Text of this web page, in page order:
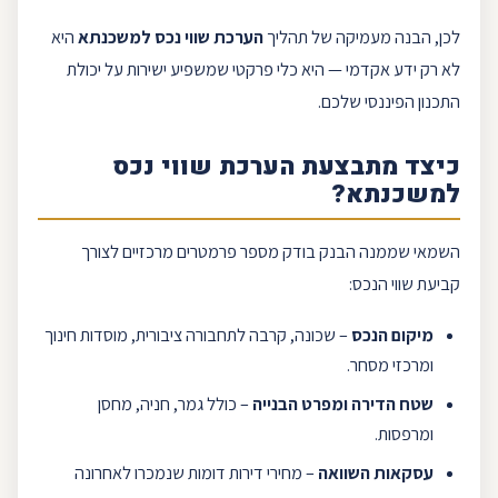
לכן, הבנה מעמיקה של תהליךהערכת שווי נכס למשכנתאהיא
לא רק ידע אקדמי — היא כלי פרקטי שמשפיע ישירות על יכולת
התכנון הפיננסי שלכם.
כיצד מתבצעת הערכת שווי נכס
למשכנתא?
השמאי שממנה הבנק בודק מספר פרמטרים מרכזיים לצורך
קביעת שווי הנכס:
מיקום הנכס – שכונה, קרבה לתחבורה ציבורית, מוסדות חינוך
ומרכזי מסחר.
שטח הדירה ומפרט הבנייה – כולל גמר, חניה, מחסן
ומרפסות.
עסקאות השוואה – מחירי דירות דומות שנמכרו לאחרונה